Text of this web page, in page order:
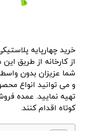
از کارخانه از طریق
شما عزیزان بدون
و می توانید انواع
تهیه نمایید. عمده
کوتاه اقدام کنند.